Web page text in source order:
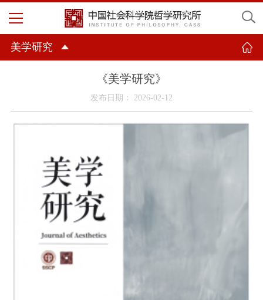
美学研究
《美学研究》
发布日期： 2026-02-12